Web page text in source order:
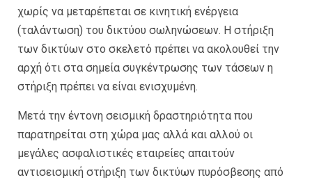
χωρίς να μεταρέπεται σε κινητική ενέργεια
(ταλάντωση) του δικτύου σωληνώσεων. Η στήριξη
των δικτύων στο σκελετό πρέπει να ακολουθεί την
αρχή ότι στα σημεία συγκέντρωσης των τάσεων η
στήριξη πρέπει να είναι ενισχυμένη.
Μετά την έντονη σεισμική δραστηριότητα που
παρατηρείται στη χώρα μας αλλά και αλλού οι
μεγάλες ασφαλιστικές εταιρείες απαιτούν
αντισεισμική στήριξη των δικτύων πυρόσβεσης από